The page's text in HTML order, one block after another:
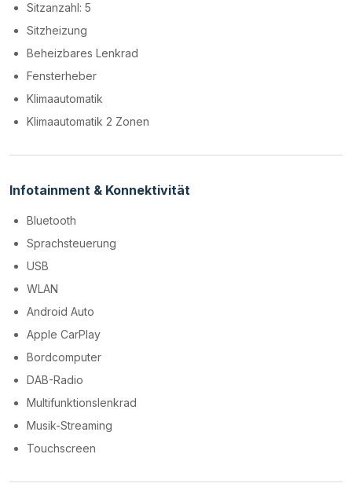
Sitzanzahl: 5
Sitzheizung
Beheizbares Lenkrad
Fensterheber
Klimaautomatik
Klimaautomatik 2 Zonen
Infotainment & Konnektivität
Bluetooth
Sprachsteuerung
USB
WLAN
Android Auto
Apple CarPlay
Bordcomputer
DAB-Radio
Multifunktionslenkrad
Musik-Streaming
Touchscreen